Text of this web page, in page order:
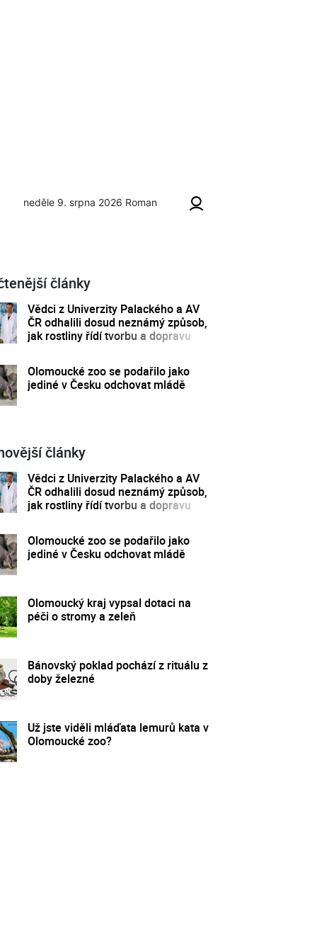
neděle 9. srpna 2026 Roman
články
Vědci z Univerzity Palackého a AV
ČR odhalili dosud neznámý způsob,
jak rostliny řídí tvorbu a dopravu
Olomoucké zoo se podařilo jako
jediné v Česku odchovat mládě
články
Vědci z Univerzity Palackého a AV
ČR odhalili dosud neznámý způsob,
jak rostliny řídí tvorbu a dopravu
Olomoucké zoo se podařilo jako
jediné v Česku odchovat mládě
Olomoucký kraj vypsal dotaci na
péči o stromy a zeleň
Bánovský poklad pochází z rituálu z
doby železné
Už jste viděli mláďata lemurů kata v
Olomoucké zoo?